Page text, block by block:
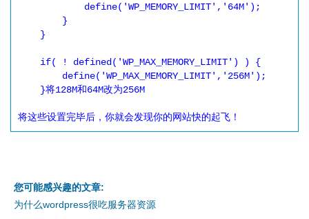
define('WP_MEMORY_LIMIT','64M');
}
}
if( ! defined('WP_MAX_MEMORY_LIMIT') ) {
define('WP_MAX_MEMORY_LIMIT','256M');
}将128M和64M改为256M
将这些设置完毕后，你就会发现你的网站快的起飞！
您可能感兴趣的文章:
为什么wordpress很吃服务器资源